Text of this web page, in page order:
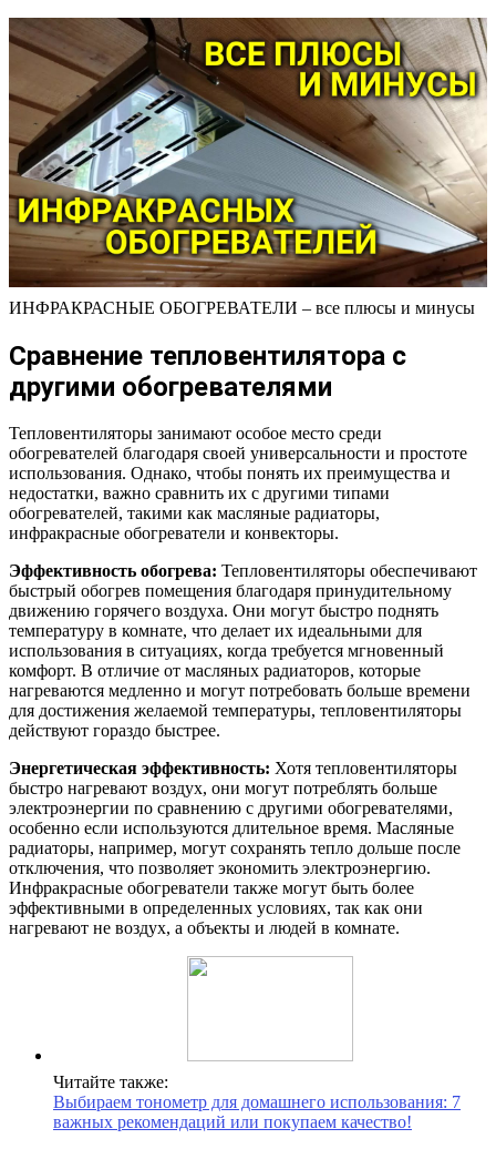
ИНФРАКРАСНЫЕ ОБОГРЕВАТЕЛИ – все плюсы и минусы
Сравнение тепловентилятора с
другими обогревателями
Тепловентиляторы занимают особое место среди
обогревателей благодаря своей универсальности и простоте
использования. Однако, чтобы понять их преимущества и
недостатки, важно сравнить их с другими типами
обогревателей, такими как масляные радиаторы,
инфракрасные обогреватели и конвекторы.
Эффективность обогрева: Тепловентиляторы обеспечивают
быстрый обогрев помещения благодаря принудительному
движению горячего воздуха. Они могут быстро поднять
температуру в комнате, что делает их идеальными для
использования в ситуациях, когда требуется мгновенный
комфорт. В отличие от масляных радиаторов, которые
нагреваются медленно и могут потребовать больше времени
для достижения желаемой температуры, тепловентиляторы
действуют гораздо быстрее.
Энергетическая эффективность: Хотя тепловентиляторы
быстро нагревают воздух, они могут потреблять больше
электроэнергии по сравнению с другими обогревателями,
особенно если используются длительное время. Масляные
радиаторы, например, могут сохранять тепло дольше после
отключения, что позволяет экономить электроэнергию.
Инфракрасные обогреватели также могут быть более
эффективными в определенных условиях, так как они
нагревают не воздух, а объекты и людей в комнате.
Читайте также:
Выбираем тонометр для домашнего использования: 7
важных рекомендаций или покупаем качество!